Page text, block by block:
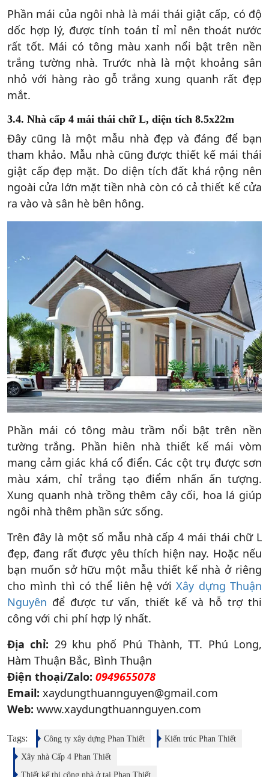
Phần mái của ngôi nhà là mái thái giật cấp, có độ
dốc hợp lý, được tính toán tỉ mỉ nên thoát nước
rất tốt. Mái có tông màu xanh nổi bật trên nền
trắng tường nhà. Trước nhà là một khoảng sân
nhỏ với hàng rào gỗ trắng xung quanh rất đẹp
mắt.
3.4. Nhà cấp 4 mái thái chữ L, diện tích 8.5x22m
Đây cũng là một mẫu nhà đẹp và đáng để bạn
tham khảo. Mẫu nhà cũng được thiết kế mái thái
giật cấp đẹp mặt. Do diện tích đất khá rộng nên
ngoài cửa lớn mặt tiền nhà còn có cả thiết kế cửa
ra vào và sân hè bên hông.
Phần mái có tông màu trầm nổi bật trên nền
tường trắng. Phần hiên nhà thiết kế mái vòm
mang cảm giác khá cổ điển. Các cột trụ được sơn
màu xám, chỉ trắng tạo điểm nhấn ấn tượng.
Xung quanh nhà trồng thêm cây cối, hoa lá giúp
ngôi nhà thêm phần sức sống.
Trên đây là một số mẫu nhà cấp 4 mái thái chữ L
đẹp, đang rất được yêu thích hiện nay. Hoặc nếu
bạn muốn sở hữu một mẫu thiết kế nhà ở riêng
cho mình thì có thể liên hệ vớiXây dựng Thuận
Nguyên để được tư vấn, thiết kế và hỗ trợ thi
công với chi phí hợp lý nhất.
Địa chỉ: 29 khu phố Phú Thành, TT. Phú Long,
Hàm Thuận Bắc, Bình Thuận
Điện thoại/Zalo: 0949655078
Email: xaydungthuannguyen@gmail.com
Web: www.xaydungthuannguyen.com
Tags: Công ty xây dựng Phan Thiết
Kiến trúc Phan Thiết
Xây nhà Cấp 4 Phan Thiết
Thiết kế thi công nhà ở tại Phan Thiết